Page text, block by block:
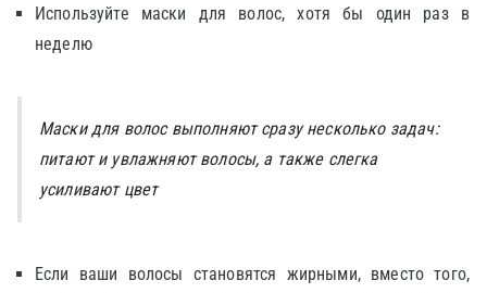
Используйте маски для волос, хотя бы один раз в
неделю
Маски для волос выполняют сразу несколько задач:
питают и увлажняют волосы, а также слегка
усиливают цвет
Если ваши волосы становятся жирными, вместо того,